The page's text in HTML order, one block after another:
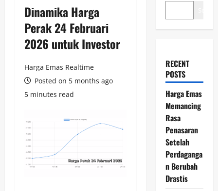
Dinamika Harga
Perak 24 Februari
2026 untuk Investor
Harga Emas Realtime
Posted on 5 months ago
5 minutes read
RECENT
POSTS
Harga Emas
Memancing
Rasa
Penasaran
Setelah
Perdaganga
n Berubah
Drastis